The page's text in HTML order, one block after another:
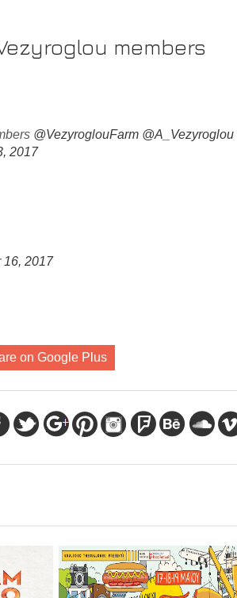
members
@VezyroglouFarm @A_Vezyroglou
2017
16, 2017
on Google Plus